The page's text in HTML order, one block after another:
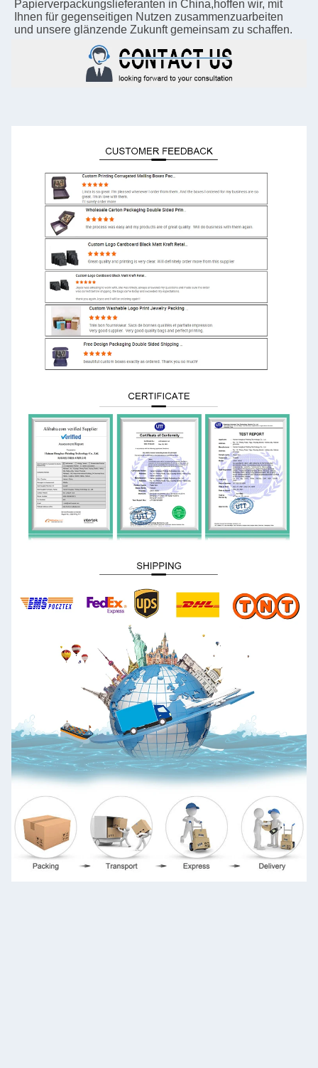
Papierverpackungslieferanten in China,hoffen wir, mit
Ihnen für gegenseitigen Nutzen zusammenzuarbeiten
und unsere glänzende Zukunft gemeinsam zu schaffen.